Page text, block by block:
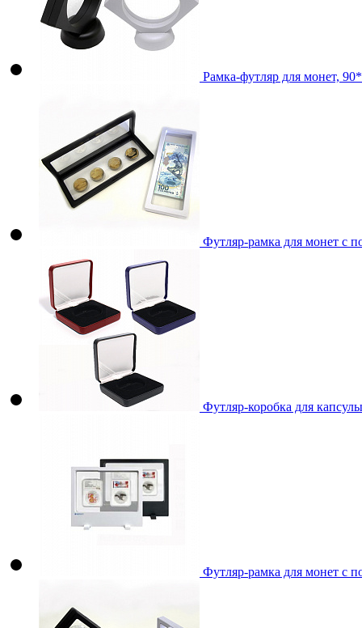
Рамка-футляр для монет,
Футляр-рамка для монет с
Футляр-коробка для
Футляр-рамка для монет с